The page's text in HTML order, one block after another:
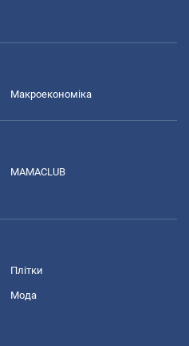
Макроекономіка
MAMACLUB
Плітки
Мода